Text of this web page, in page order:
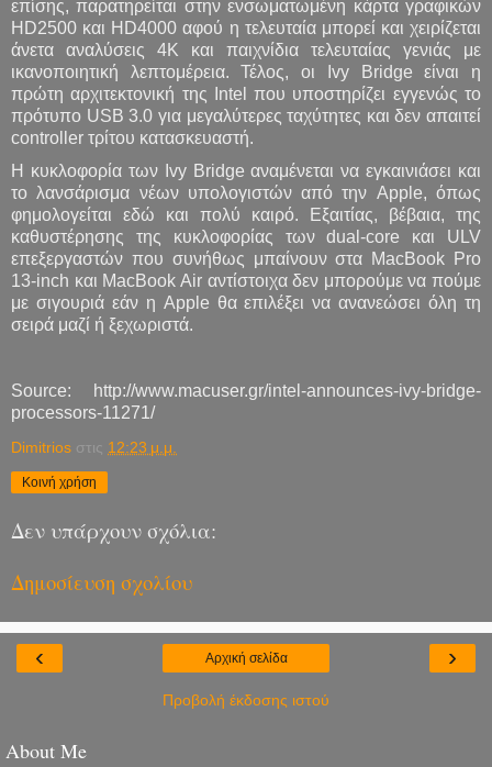
επίσης, παρατηρείται στην ενσωματωμένη κάρτα γραφικών
HD2500 και HD4000 αφού η τελευταία μπορεί και χειρίζεται
άνετα αναλύσεις 4K και παιχνίδια τελευταίας γενιάς με
ικανοποιητική λεπτομέρεια. Τέλος, οι Ivy Bridge είναι η
πρώτη αρχιτεκτονική της Intel που υποστηρίζει εγγενώς το
πρότυπο USB 3.0 για μεγαλύτερες ταχύτητες και δεν απαιτεί
controller τρίτου κατασκευαστή.
Η κυκλοφορία των Ivy Bridge αναμένεται να εγκαινιάσει και
το λανσάρισμα νέων υπολογιστών από την Apple, όπως
φημολογείται εδώ και πολύ καιρό. Εξαιτίας, βέβαια, της
καθυστέρησης της κυκλοφορίας των dual-core και ULV
επεξεργαστών που συνήθως μπαίνουν στα MacBook Pro
13-inch και MacBook Air αντίστοιχα δεν μπορούμε να πούμε
με σιγουριά εάν η Apple θα επιλέξει να ανανεώσει όλη τη
σειρά μαζί ή ξεχωριστά.
Source: http://www.macuser.gr/intel-announces-ivy-bridge-
processors-11271/
Dimitrios στις 12:23 μ.μ.
Κοινή χρήση
Δεν υπάρχουν σχόλια:
Δημοσίευση σχολίου
‹ ›
Αρχική σελίδα
Προβολή έκδοσης ιστού
About Me